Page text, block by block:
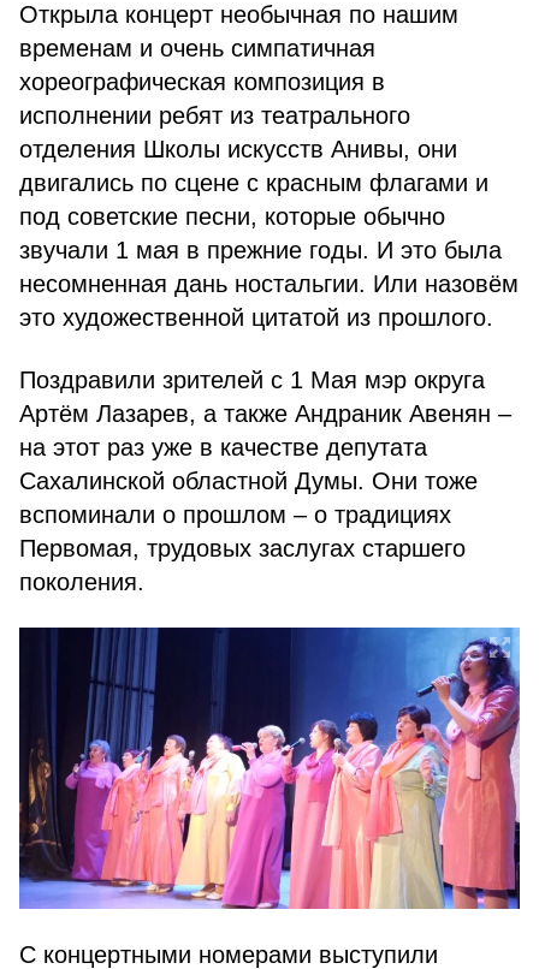
Открыла концерт необычная по нашим
временам и очень симпатичная
хореографическая композиция в
исполнении ребят из театрального
отделения Школы искусств Анивы, они
двигались по сцене с красным флагами и
под советские песни, которые обычно
звучали 1 мая в прежние годы. И это была
несомненная дань ностальгии. Или назовём
это художественной цитатой из прошлого.
Поздравили зрителей с 1 Мая мэр округа
Артём Лазарев, а также Андраник Авенян –
на этот раз уже в качестве депутата
Сахалинской областной Думы. Они тоже
вспоминали о прошлом – о традициях
Первомая, трудовых заслугах старшего
поколения.
С концертными номерами выступили